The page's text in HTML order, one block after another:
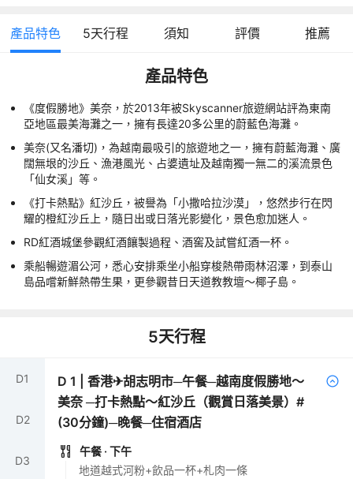
產品特色 5天行程 須知 評價 推薦
產品特色
《度假勝地》美奈，於2013年被Skyscanner旅遊網站評為東南
亞地區最美海灘之一，擁有長達20多公里的蔚藍色海灘。
美奈(又名潘切)，為越南最吸引的旅遊地之一，擁有蔚藍海灘、廣
闊無垠的沙丘、漁港風光、占婆遺址及越南獨一無二的溪流景色
「仙女溪」等。
《打卡熱點》紅沙丘，被譽為「小撒哈拉沙漠」，悠然步行在閃
耀的橙紅沙丘上，隨日出或日落光影變化，景色愈加迷人。
RD紅酒城堡參觀紅酒饟製過程、酒窖及試嘗紅酒一杯。
乘船暢遊湄公河，悉心安排乘坐小船穿梭熱帶雨林沼澤，到泰山
島品嚐新鮮熱帶生果，更參觀昔日天道教教壇～椰子島。
5天行程
D1
D2
D3
D1 |香港✈胡志明市─午餐─越南度假勝地～
美奈 ─打卡熱點～紅沙丘（觀賞日落美景）#
(30分鐘)─晚餐─住宿酒店
午餐 · 下午
地道越式河粉+飲品一杯+札肉一條